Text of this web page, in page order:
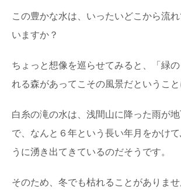
この豊かな水は、いったいどこから流
いますか？
ちょっと想像を巡らせてみると、「緑
れる森があってこその風景だということ
白糸の滝の水は、浅間山に降った雨が
で、なんと６年という長い年月をかけ
うに湧き出てきているのだそうです。
そのため、冬でも枯れることがありませ